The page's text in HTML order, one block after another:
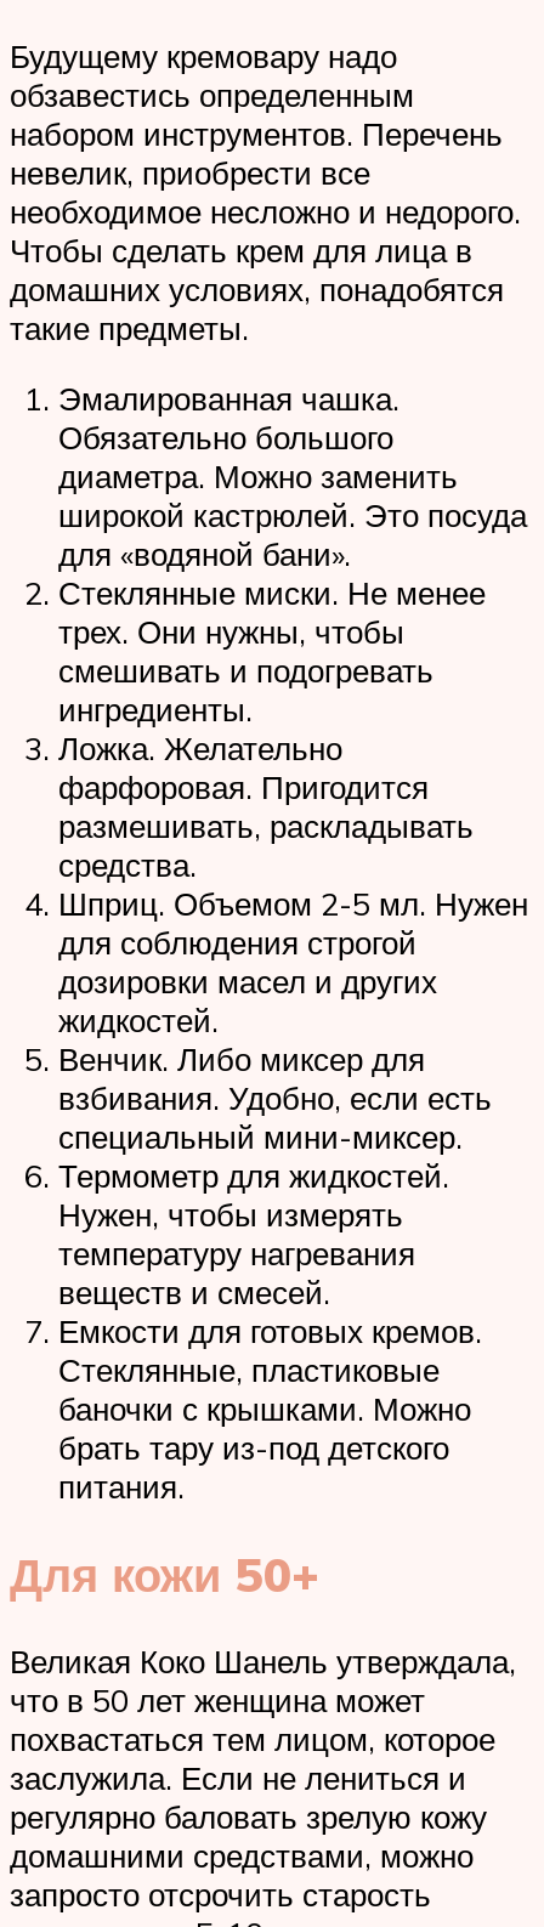
Будущему кремовару надо
обзавестись определенным
набором инструментов. Перечень
невелик, приобрести все
необходимое несложно и недорого.
Чтобы сделать крем для лица в
домашних условиях, понадобятся
такие предметы.
Эмалированная чашка.
Обязательно большого
диаметра. Можно заменить
широкой кастрюлей. Это посуда
для «водяной бани».
Стеклянные миски. Не менее
трех. Они нужны, чтобы
смешивать и подогревать
ингредиенты.
Ложка. Желательно
фарфоровая. Пригодится
размешивать, раскладывать
средства.
Шприц. Объемом 2-5 мл. Нужен
для соблюдения строгой
дозировки масел и других
жидкостей.
Венчик. Либо миксер для
взбивания. Удобно, если есть
специальный мини-миксер.
Термометр для жидкостей.
Нужен, чтобы измерять
температуру нагревания
веществ и смесей.
Емкости для готовых кремов.
Стеклянные, пластиковые
баночки с крышками. Можно
брать тару из-под детского
питания.
Для кожи 50+
Великая Коко Шанель утверждала,
что в 50 лет женщина может
похвастаться тем лицом, которое
заслужила. Если не лениться и
регулярно баловать зрелую кожу
домашними средствами, можно
запросто отсрочить старость